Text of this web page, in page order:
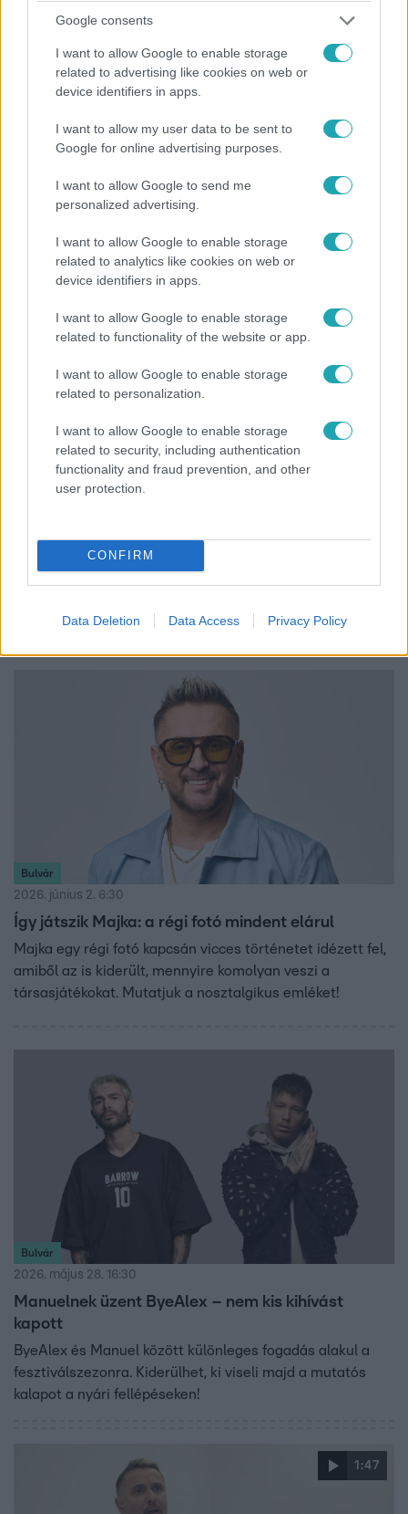
Google consents
I want to allow Google to enable storage
related to advertising like cookies on web or
device identifiers in apps.
I want to allow my user data to be sent to
Google for online advertising purposes.
I want to allow Google to send me
personalized advertising.
I want to allow Google to enable storage
related to analytics like cookies on web or
device identifiers in apps.
I want to allow Google to enable storage
related to functionality of the website or app.
I want to allow Google to enable storage
related to personalization.
I want to allow Google to enable storage
related to security, including authentication
functionality and fraud prevention, and other
user protection.
CONFIRM
Data Deletion Data Access Privacy Policy
2026. június 4. 4:30
őszintén mesélt élete mélypontjáról
Köllő Babett többek között arról mesélt, hogyan jutott el a
teljes kimerültségig, és milyen különleges barátság
született közte és Ember Márk között.
2026. június 2. 16:15
Exkluzív felvételek: nézz be Ember Márk
Kukkants be az X-Faktor műsorvezetője, Ember Márk
zenekarának első videóklipjének forgatására –
exkluzív videóban!
Bulvár
2026. június 2. 6:30
Így játszik Majka: a régi fotó mindent elárul
Majka egy régi fotó kapcsán vicces történetet idézett fel,
amiből az is kiderült, mennyire komolyan veszi a
társasjátékokat. Mutatjuk a nosztalgikus emléket!
Bulvár
2026. május 28. 16:30
Manuelnek üzent ByeAlex – nem kis kihívást
kapott
ByeAlex és Manuel között különleges fogadás alakul a
fesztiválszezonra. Kiderülhet, ki viseli majd a mutatós
kalapot a nyári fellépéseken!
1:47